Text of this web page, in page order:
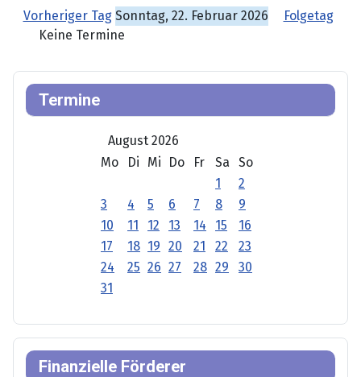
Vorheriger Tag Sonntag, 22. Februar 2026
Folgetag
Keine Termine
Termine
August 2026
Mo
Di Mi Do Fr Sa
So
1
2
3
4 5 6 7 8
9
10
11 12 13 14 15
16
17
18 19 20 21 22
23
24
25 26 27 28 29
30
31
Finanzielle Förderer